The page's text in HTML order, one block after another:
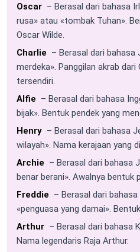
Oscar – Berasal dari bahasa
rusa» atau «tombak Tuhan».
Oscar Wilde.
Charlie – Berasal dari bahasa
merdeka». Panggilan akrab dari
tersendiri.
Alfie – Berasal dari bahasa
bijak». Bentuk pendek yang
Henry – Berasal dari bahasa
wilayah». Nama kerajaan yang
Archie – Berasal dari bahasa
benar berani». Awalnya bentuk
Freddie – Berasal dari
«penguasa yang damai».
Arthur – Berasal dari bahasa
Nama legendaris Raja Arthur.